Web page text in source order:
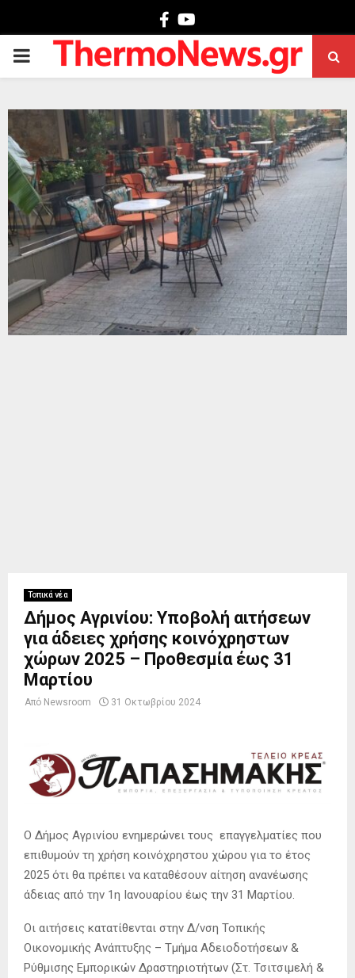
Facebook
PRIMARY
Τοπικά νέα
Δήμος Αγρινίου: Υποβολή αιτήσεων
για άδειες χρήσης κοινόχρηστων
χώρων 2025 – Προθεσμία έως 31
Μαρτίου
Από Newsroom 31 Οκτωβρίου 2024
Ο Δήμος Αγρινίου ενημερώνει τους επαγγελματίες που
επιθυμούν τη χρήση κοινόχρηστου χώρου για το έτος
2025 ότι θα πρέπει να καταθέσουν αίτηση ανανέωσης
άδειας από την 1η Ιανουαρίου έως την 31 Μαρτίου.
Οι αιτήσεις κατατίθενται στην Δ/νση Τοπικής
Οικονομικής Ανάπτυξης – Τμήμα Αδειοδοτήσεων &
Ρύθμισης Εμπορικών Δραστηριοτήτων (Στ. Τσιτσιμελή &